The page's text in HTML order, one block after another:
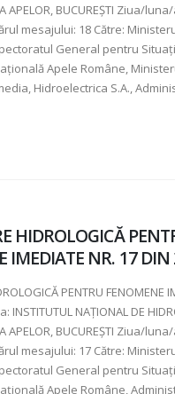
APELOR, BUCUREȘTI Ziua/
mesajului: 18 Către:
General pentru
Apele Române,
Hidroelectrica S.A.,
HIDROLOGICĂ
IMEDIATE NR. 17 DIN
PENTRU FENOMENE
INSTITUTUL NAȚIONAL DE
APELOR, BUCUREȘTI Ziua/
mesajului: 17 Către:
General pentru
Apele Române,